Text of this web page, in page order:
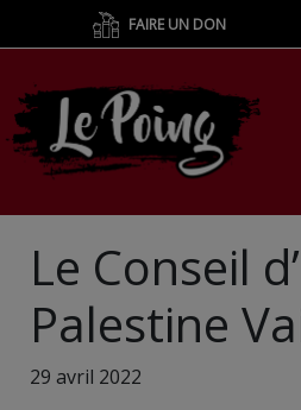
FAIRE UN DON
Le Conseil
Palestine
29 avril 2022